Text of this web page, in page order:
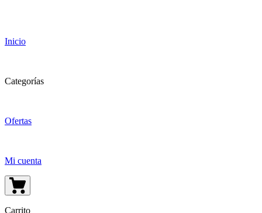
Inicio
Categorías
Ofertas
Mi cuenta
Carrito